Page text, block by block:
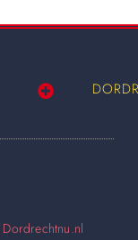
Dordrechtnu.nl